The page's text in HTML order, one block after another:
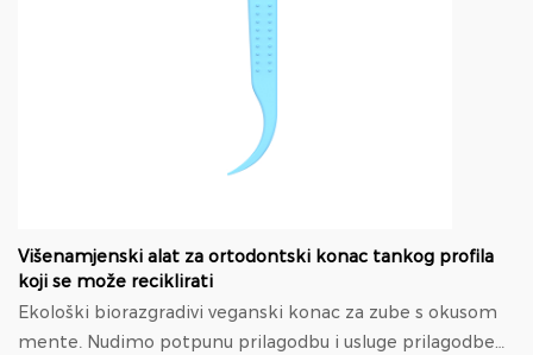
Višenamjenski alat za ortodontski konac tankog profila
koji se može reciklirati
Ekološki biorazgradivi veganski konac za zube s okusom
mente. Nudimo potpunu prilagodbu i usluge prilagodbe